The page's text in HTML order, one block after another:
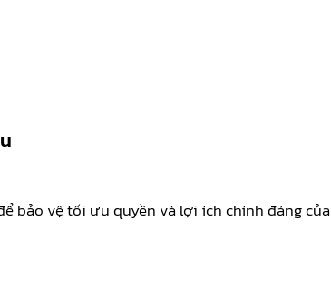
bảo vệ tối ưu quyền và lợi ích chính đáng của